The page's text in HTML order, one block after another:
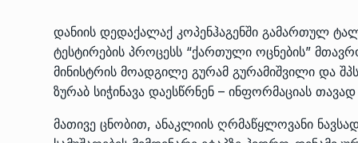
დანიის დედაქალაქ კოპენჰაგენში გამართულ
ტესტირების პროცესს “ქართული ოცნების”
მინისტრის მოადგილე გურამ გურამიშვილი და
ზურაბ სიჭინავა დაესწრნენ – ინფორმაციას
მათივე ცნობით, ანაკლიის ღრმაწყლოვანი
10
თბილისის ზაქარია
სახელობის ოპერისა
ბალეტის…
ᲙᲣᲚᲢᲣᲠᲐ 13/05/2022